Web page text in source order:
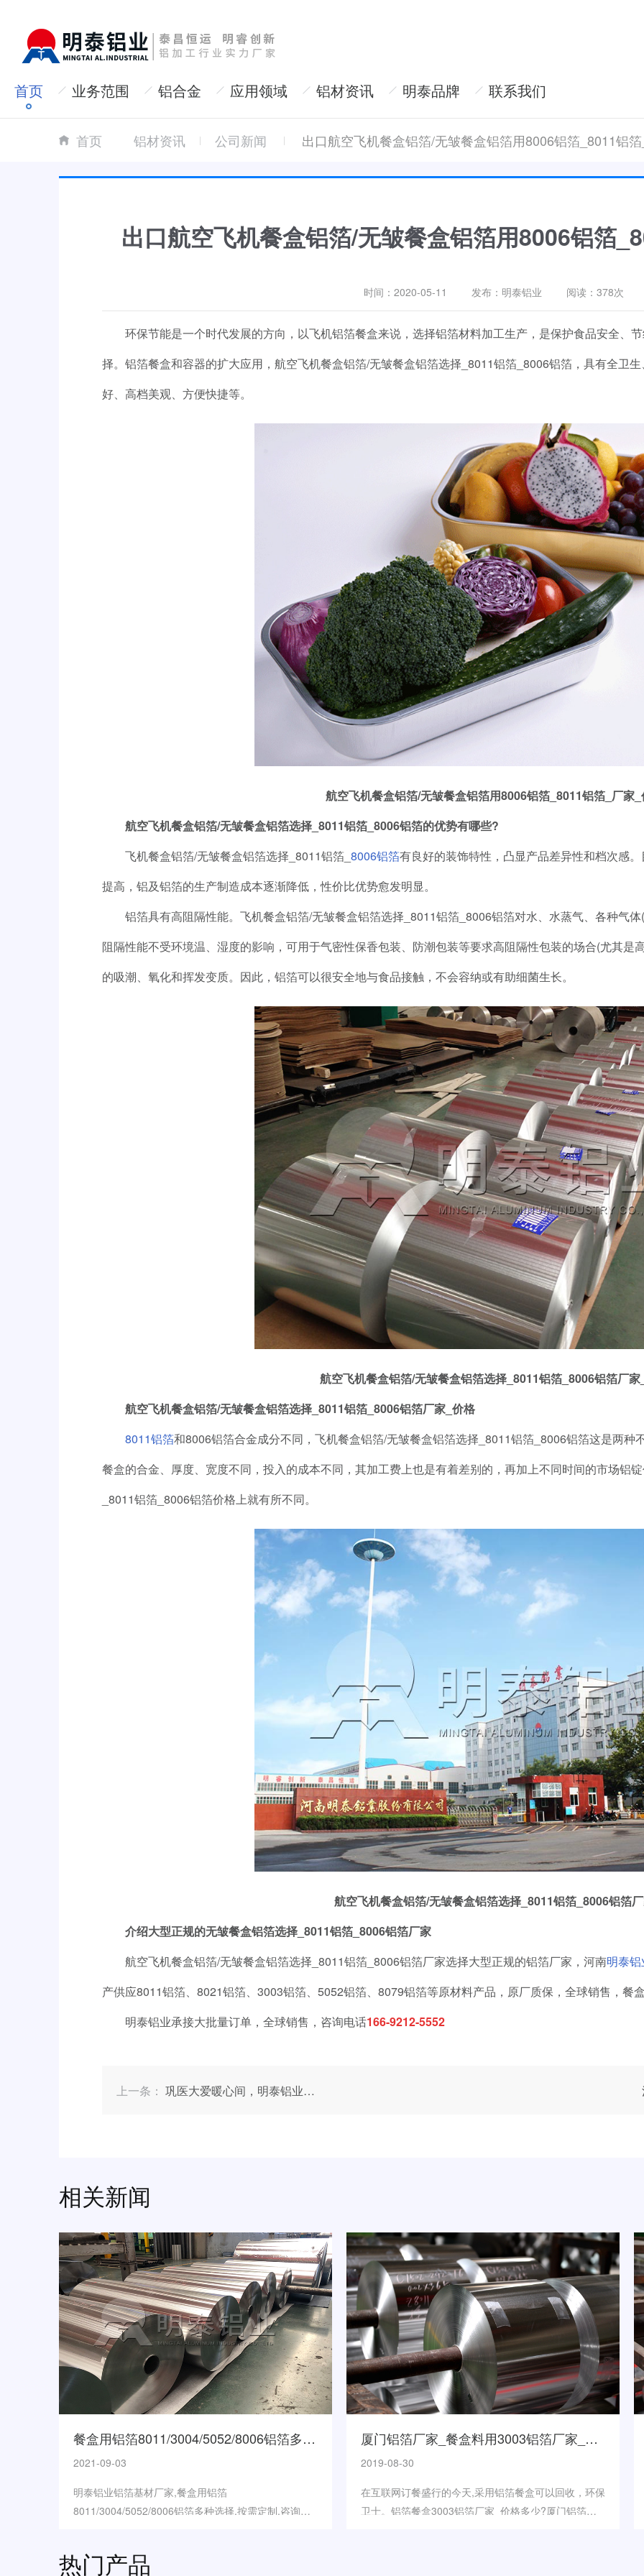
首页 业务范围 铝合金 应用领域 铝材资讯 明泰品牌 联系我们
首页 铝材资讯 公司新闻 出口航空飞机餐盒铝箔/无皱餐盒铝箔用8006铝箔_8011铝
出口航空飞机餐盒铝箔/无皱餐盒铝箔用8006铝箔
时间：2020-05-11 发布：明泰铝业 阅读： 378次
环保节能是一个时代发展的方向，以飞机铝箔餐盒来说，选择铝箔材料加工生产，是保护食品安全、
择。铝箔餐盒和容器的扩大应用，航空飞机餐盒铝箔/无皱餐盒铝箔选择_8011铝箔_8006铝箔，具有全卫
好、高档美观、方便快捷等。
航空飞机餐盒铝箔/无皱餐盒铝箔用8006铝箔_8011铝箔_厂家_
航空飞机餐盒铝箔/无皱餐盒铝箔选择_8011铝箔_8006铝箔的优势有哪些?
飞机餐盒铝箔/无皱餐盒铝箔选择_8011铝箔_ 8006铝箔有良好的装饰特性，凸显产品差异性和档次感
提高，铝及铝箔的生产制造成本逐渐降低，性价比优势愈发明显。
铝箔具有高阻隔性能。飞机餐盒铝箔/无皱餐盒铝箔选择_8011铝箔_8006铝箔对水、水蒸气、各种气
阻隔性能不受环境温、湿度的影响，可用于气密性保香包装、防潮包装等要求高阻隔性包装的场合(尤其是
的吸潮、氧化和挥发变质。因此，铝箔可以很安全地与食品接触，不会容纳或有助细菌生长。
航空飞机餐盒铝箔/无皱餐盒铝箔选择_8011铝箔_8006铝箔厂家
航空飞机餐盒铝箔/无皱餐盒铝箔选择_8011铝箔_8006铝箔厂家_价格
8011铝箔和8006铝箔合金成分不同，飞机餐盒铝箔/无皱餐盒铝箔选择_8011铝箔_8006铝箔这是两种
餐盒的合金、厚度、宽度不同，投入的成本不同，其加工费上也是有着差别的，再加上不同时间的市场铝
_8011铝箔_8006铝箔价格上就有所不同。
航空飞机餐盒铝箔/无皱餐盒铝箔选择_8011铝箔_8006铝箔
介绍大型正规的无皱餐盒铝箔选择_8011铝箔_8006铝箔厂家
航空飞机餐盒铝箔/无皱餐盒铝箔选择_8011铝箔_8006铝箔厂家选择大型正规的铝箔厂家，河南明泰
产供应8011铝箔、8021铝箔、3003铝箔、5052铝箔、8079铝箔等原材料产品，原厂质保，全球销售，餐
明泰铝业承接大批量订单，全球销售，咨询电话166-9212-5552
上一条： 巩医大爱暖心间，明泰铝业将士齐欢颜
相关新闻
餐盒用铝箔8011/3004/5052/8006铝箔多种选择
2021-09-03
明泰铝业铝箔基材厂家,餐盒用铝箔
8011/3004/5052/8006铝箔多种选择,按需定制,咨询
厦门铝箔厂家_餐盒料用3003铝箔厂家_价格
2019-08-30
在互联网订餐盛行的今天,采用铝箔餐盒可以回收，环保
卫士。铝箔餐盒3003铝箔厂家_价格多少?厦门铝箔厂
热门产品